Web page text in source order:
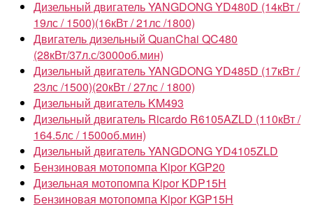
Дизельный двигатель YANGDONG YD480D (14кВт /
19лс / 1500)(16кВт / 21лс /1800)
Двигатель дизельный QuanChai QC480
(28кВт/37л.с/3000об.мин)
Дизельный двигатель YANGDONG YD485D (17кВт /
23лс /1500)(20кВт / 27лс / 1800)
Дизельный двигатель KM493
Дизельный двигатель Ricardo R6105AZLD (110кВт /
164.5лс / 1500об.мин)
Дизельный двигатель YANGDONG YD4105ZLD
Бензиновая мотопомпа Kipor KGP20
Дизельная мотопомпа Kipor KDP15Н
Бензиновая мотопомпа Kipor KGP15H